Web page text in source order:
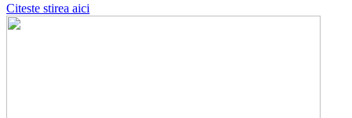
Citeste stirea aici